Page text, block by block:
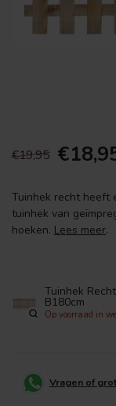
€19,95
Tuinhek recht heeft
tuinhek van
hoeken. Lees meer.
Tuinhek
B180cm
Op voorraad in
Vragen of